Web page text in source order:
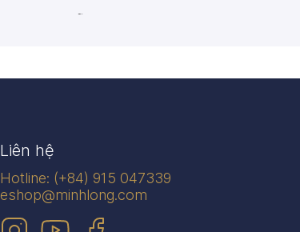
Dĩa
Liên hệ
Hotline: (+84) 915 047339
eshop@minhlong.com